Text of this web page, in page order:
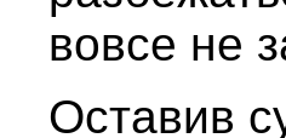
вовсе не
Оставив